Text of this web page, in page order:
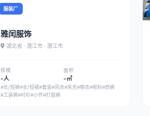
服装厂
雅闰服饰
湖北省 · 潜江市 · 潜江市
规模
-人
面积
-㎡
#长/短裤#长/短裙#套装#风衣#夹克#棉衣#呢料#西裤
#工装裤#衬衫#小件#打底裤